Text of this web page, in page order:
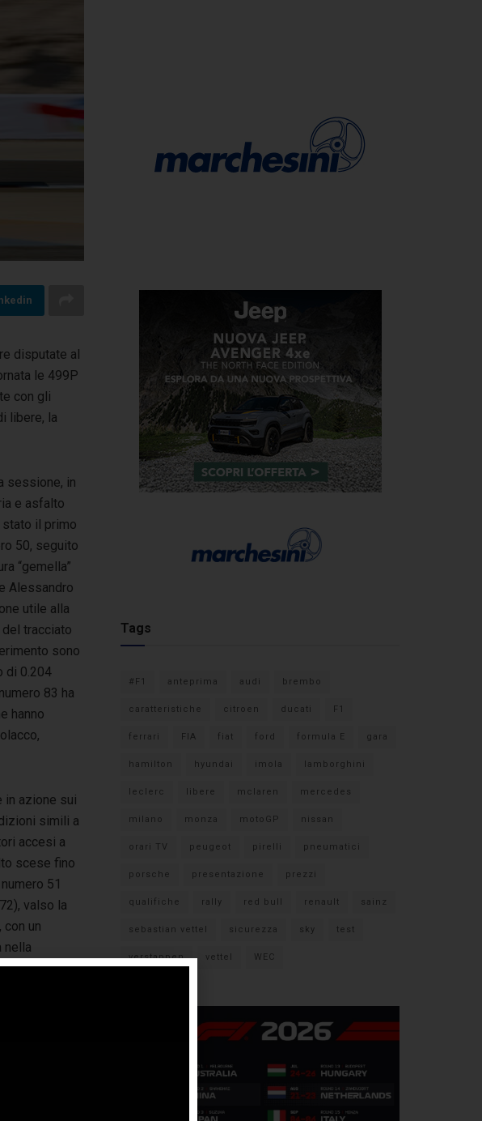
disputate al
le 499P
con gli
libere, la
sessione, in
e asfalto
stato il primo
50, seguito
“gemella”
Alessandro
utile alla
tracciato
sono
di 0.204
83 ha
hanno
in azione sui
simili a
accesi a
scese fino
51
valso la
un
nella
50
di Ye il
Tags
#F1 anteprima audi brembo
caratteristiche citroen ducati F1
ferrari FIA fiat ford formula E gara
hamilton hyundai imola lamborghini
leclerc libere mclaren mercedes
milano monza motoGP nissan
orari TV peugeot pirelli pneumatici
porsche presentazione prezzi
qualifiche rally red bull renault sainz
sebastian vettel sicurezza sky test
verstappen vettel WEC